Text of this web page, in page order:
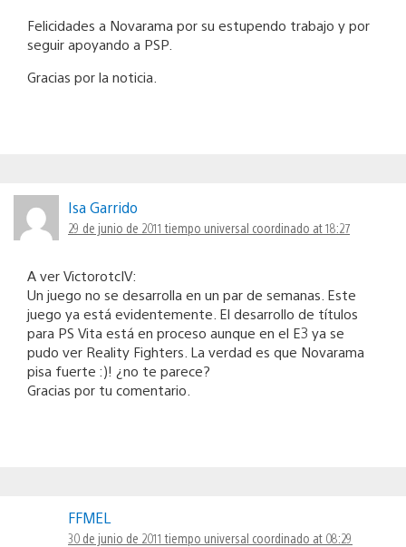
Felicidades a Novarama por su estupendo trabajo y por
seguir apoyando a PSP.
Gracias por la noticia.
Isa Garrido
29 de junio de 2011 tiempo universal coordinado at 18:27
A ver VictorotcIV:
Un juego no se desarrolla en un par de semanas. Este
juego ya está evidentemente. El desarrollo de títulos
para PS Vita está en proceso aunque en el E3 ya se
pudo ver Reality Fighters. La verdad es que Novarama
pisa fuerte :)! ¿no te parece?
Gracias por tu comentario.
FFMEL
30 de junio de 2011 tiempo universal coordinado at 08:29